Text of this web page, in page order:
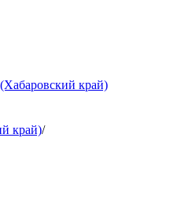
край)
край)/